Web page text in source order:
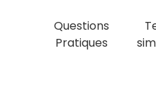
Questions
Pratiques